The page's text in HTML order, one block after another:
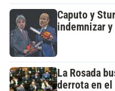
Caputo y
indemnizar y
La Rosada
derrota en el